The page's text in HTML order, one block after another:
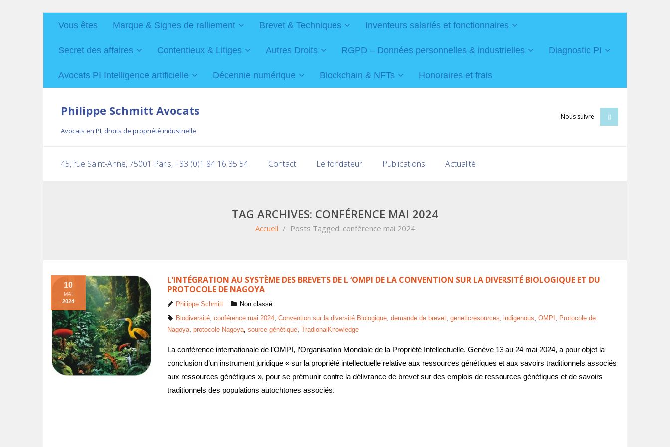
Vous êtes Marque & Signes de ralliement Brevet & Techniques Inventeurs salariés et fonctionnaires
Secret des affaires Contentieux & Litiges Autres Droits RGPD – Données personnelles & industrielles Diagnostic PI
Avocats PI Intelligence artificielle Décennie numérique Blockchain & NFTs Honoraires et frais
Philippe Schmitt Avocats
Avocats en PI, droits de propriété industrielle
Nous suivre
45, rue Saint-Anne, 75001 Paris, +33 (0)1 84 16 35 54 Contact Le fondateur Publications Actualité
TAG ARCHIVES: CONFÉRENCE MAI 2024
Accueil / Posts Tagged: conférence mai 2024
L’INTÉGRATION AU SYSTÈME DES BREVETS DE L ‘OMPI DE LA CONVENTION SUR LA DIVERSITÉ BIOLOGIQUE ET DU
PROTOCOLE DE NAGOYA
10
MAI
2024 Philippe Schmitt
Non classé
Biodiversité, conférence mai 2024, Convention sur la diversité Biologique, demande de brevet, geneticresources, indigenous, OMPI , Protocole de
Nagoya, protocole Nagoya, source génétique, TradionalKnowledge
La conférence internationale de l’OMPI, l’Organisation Mondiale de la Propriété Intellectuelle, Genève 13 au 24 mai 2024, a pour objet la
conclusion d’un instrument juridique « sur la propriété intellectuelle relative aux ressources génétiques et aux savoirs traditionnels associés
aux ressources génétiques », pour se prémunir contre la délivrance de brevet sur des emplois de ressources génétiques et de savoirs
traditionnels des populations autochtones associés.